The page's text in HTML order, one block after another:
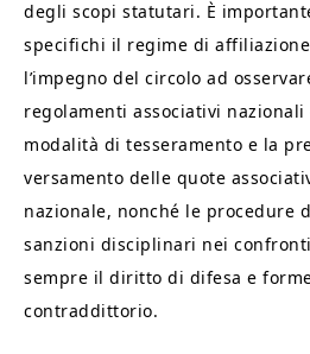
degli scopi statutari. È
specifichi il regime di affiliazione
l’impegno del circolo ad
regolamenti associativi
modalità di tesseramento e la
versamento delle quote
nazionale, nonché le procedure
sanzioni disciplinari nei
sempre il diritto di difesa e
contraddittorio.